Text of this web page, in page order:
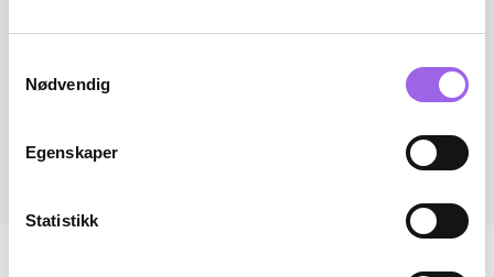
Nødvendig
Egenskaper
Statistikk